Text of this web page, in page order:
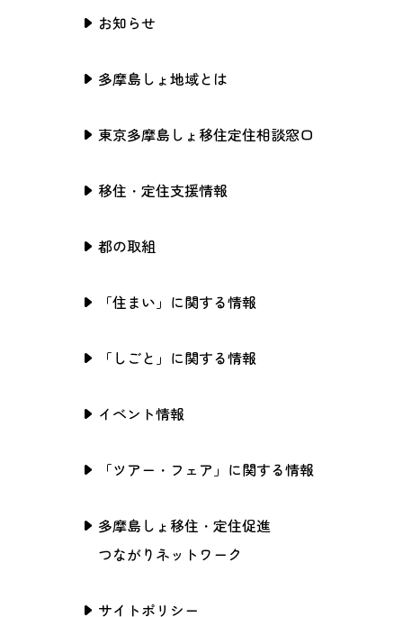
お知らせ
多摩島しょ地域とは
東京多摩島しょ移住定住相談窓口
移住・定住支援情報
都の取組
「住まい」に関する情報
「しごと」に関する情報
イベント情報
「ツアー・フェア」に関する情報
多摩島しょ移住・定住促進
つながりネットワーク
サイトポリシー